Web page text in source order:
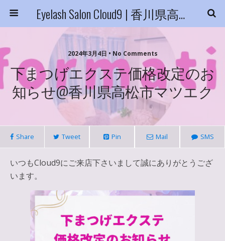
Eyelash Salon Cloud9 | 香川県高松市
2024年3月4日 • No Comments
下まつげエクステ価格改定のお
知らせ@香川県高松市マツエク
Share Tweet Pin Mail SMS
いつもCloud9にご来店下さいまして誠にありがとうござ
います。